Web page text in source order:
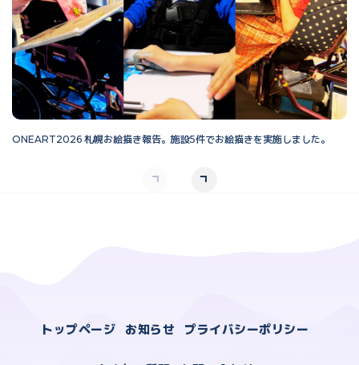
ONEART2026 札幌お絵描き報告。施設5件でお絵描きを実施しました。
トップページ お知らせ プライバシーポリシー